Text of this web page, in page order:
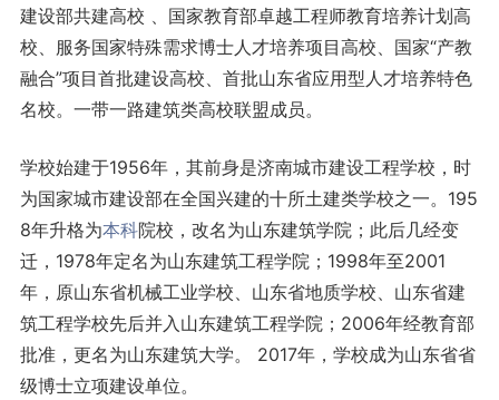
建设部共建高校 、国家教育部卓越工程师教育培养计划高
校、服务国家特殊需求博士人才培养项目高校、国家“产教
融合”项目首批建设高校、首批山东省应用型人才培养特色
名校。一带一路建筑类高校联盟成员。
学校始建于1956年，其前身是济南城市建设工程学校，时
为国家城市建设部在全国兴建的十所土建类学校之一。195
8年升格为本科院校，改名为山东建筑学院；此后几经变
迁，1978年定名为山东建筑工程学院；1998年至2001
年，原山东省机械工业学校、山东省地质学校、山东省建
筑工程学校先后并入山东建筑工程学院；2006年经教育部
批准，更名为山东建筑大学。 2017年，学校成为山东省省
级博士立项建设单位。